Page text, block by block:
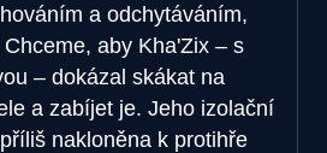
a odchytáváním,
aby Kha'Zix – s
– dokázal skákat na
a zabíjet je. Jeho izolační
nakloněna k protihře